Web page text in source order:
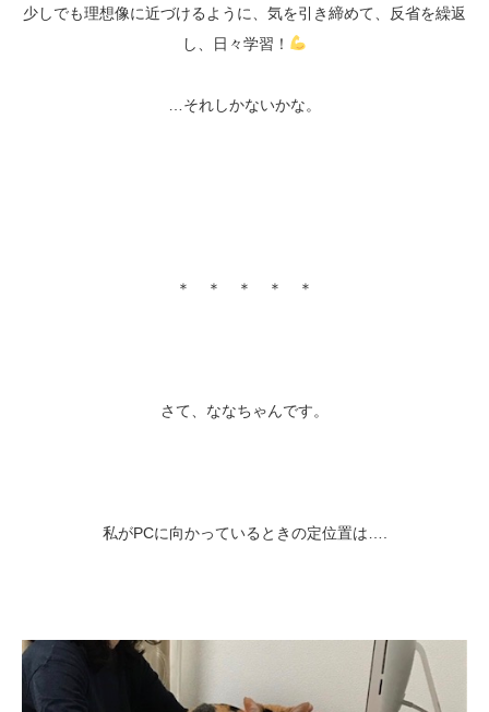
少しでも理想像に近づけるように、気を引き締めて、反省を繰返
し、日々学習！
…それしかないかな。
＊ ＊ ＊ ＊ ＊
さて、ななちゃんです。
私がPCに向かっているときの定位置は….